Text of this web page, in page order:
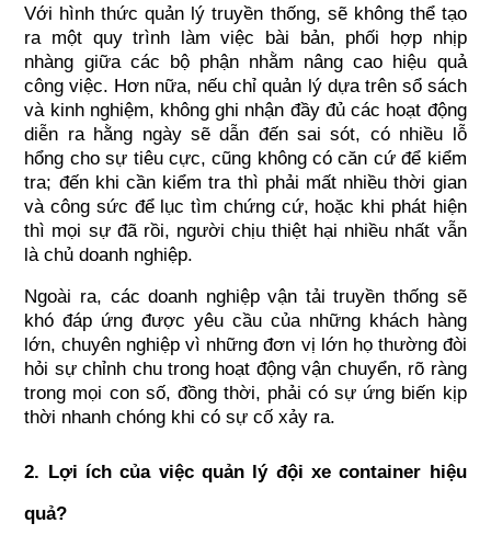
Với hình thức quản lý truyền thống, sẽ không thể tạo
ra một quy trình làm việc bài bản, phối hợp nhịp
nhàng giữa các bộ phận nhằm nâng cao hiệu quả
công việc. Hơn nữa, nếu chỉ quản lý dựa trên sổ sách
và kinh nghiệm, không ghi nhận đầy đủ các hoạt động
diễn ra hằng ngày sẽ dẫn đến sai sót, có nhiều lỗ
hổng cho sự tiêu cực, cũng không có căn cứ để kiểm
tra; đến khi cần kiểm tra thì phải mất nhiều thời gian
và công sức để lục tìm chứng cứ, hoặc khi phát hiện
thì mọi sự đã rồi, người chịu thiệt hại nhiều nhất vẫn
là chủ doanh nghiệp.
Ngoài ra, các doanh nghiệp vận tải truyền thống sẽ
khó đáp ứng được yêu cầu của những khách hàng
lớn, chuyên nghiệp vì những đơn vị lớn họ thường đòi
hỏi sự chỉnh chu trong hoạt động vận chuyển, rõ ràng
trong mọi con số, đồng thời, phải có sự ứng biến kịp
thời nhanh chóng khi có sự cố xảy ra.
2. Lợi ích của việc quản lý đội xe container hiệu
quả?